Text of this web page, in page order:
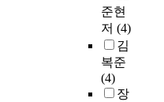
준현
저 (4)
김
복준
(4)
장